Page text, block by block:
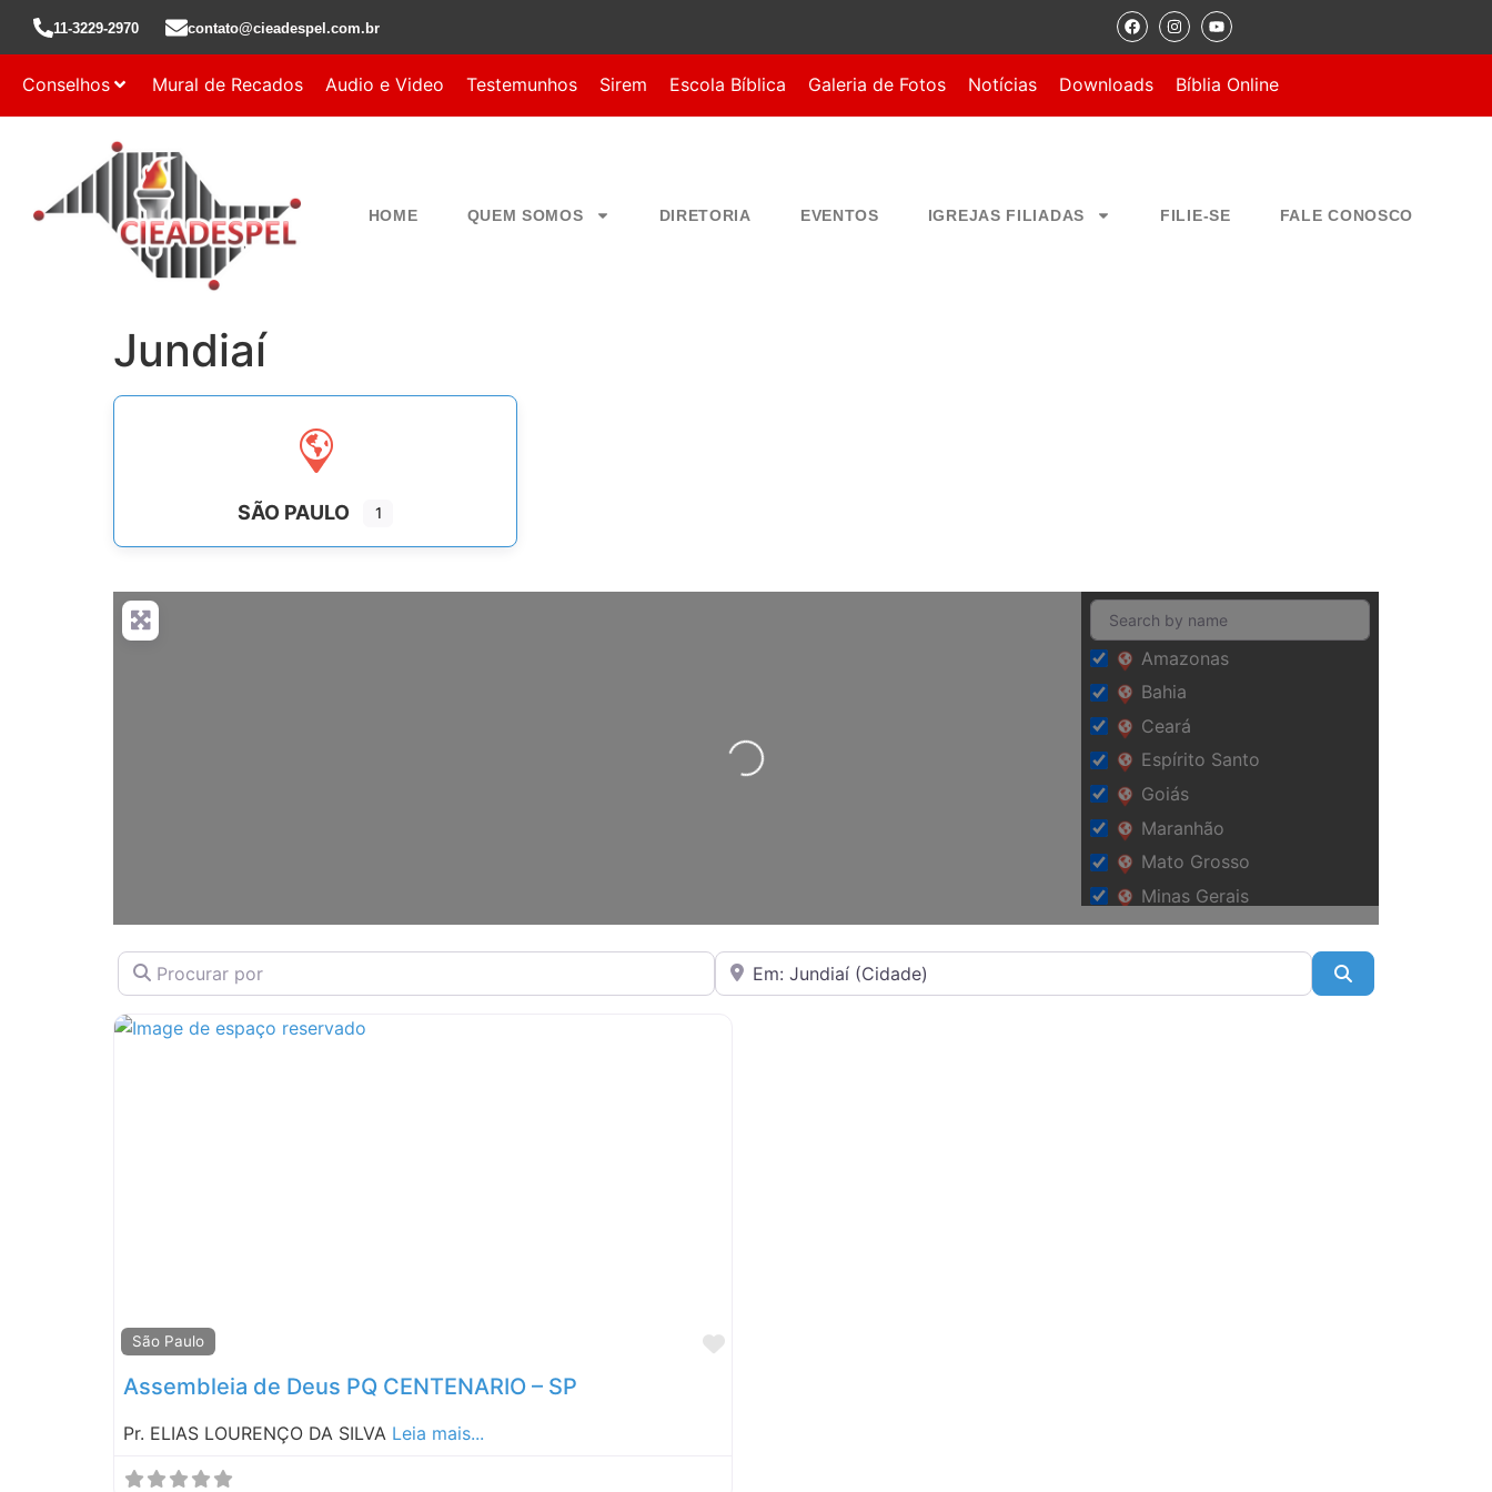
11-3229-2970 contato@cieadespel.com.br
Conselhos Mural de Recados Audio e Video Testemunhos Sirem Escola Bíblica Galeria de Fotos Notícias Downloads Bíblia Online
HOME QUEM SOMOS DIRETORIA EVENTOS IGREJAS FILIADAS FILIE-SE FALE CONOSCO
Jundiaí
SÃO PAULO 1
Amazonas
Bahia
Ceará
Espírito Santo
Goiás
Maranhão
Mato Grosso
Minas Gerais
Pará
Paraná
Procurar por Perto de
São Paulo
Marcar como Favorito
Assembleia de Deus PQ CENTENARIO – SP
Pr. ELIAS LOURENÇO DA SILVA Leia mais...